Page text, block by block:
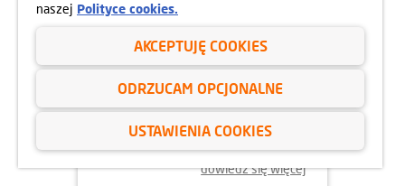
24.04.2025
800 MIESZKAŃ BEZ WKŁADU
WŁASNEGO
dowiedz się więcej
naszej Polityce cookies.
AKCEPTUJĘ COOKIES
ODRZUCAM OPCJONALNE
USTAWIENIA COOKIES